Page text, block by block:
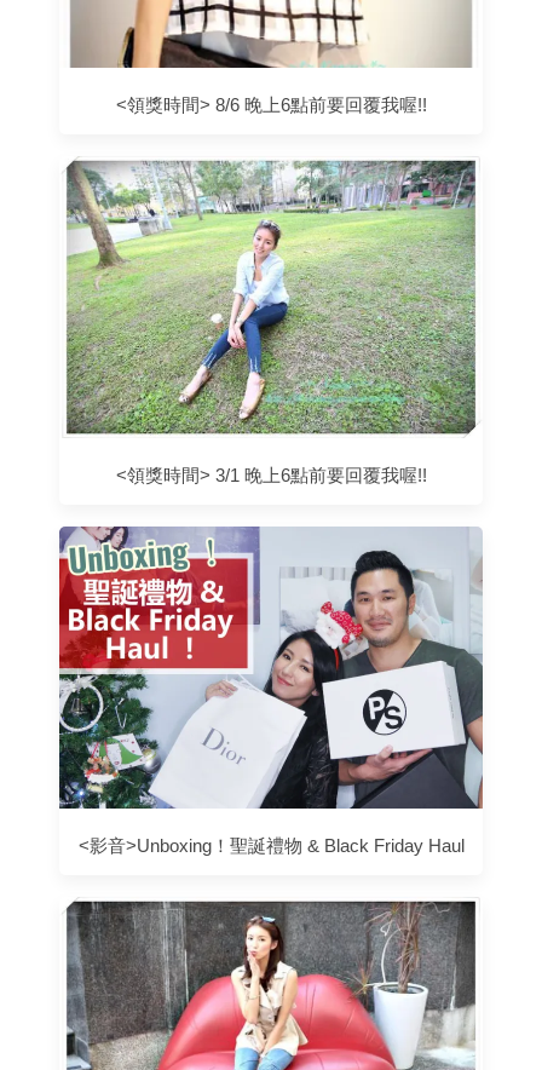
<領獎時間> 8/6 晚上6點前要回覆我喔!!
<領獎時間> 3/1 晚上6點前要回覆我喔!!
<影音>Unboxing！聖誕禮物 & Black Friday Haul